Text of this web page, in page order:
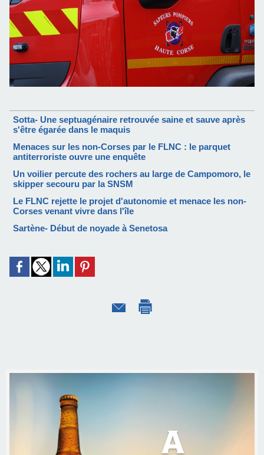
Sotta- Une septuagénaire retrouvée saine et sauve après
s'être égarée dans le maquis
Menaces sur les non-Corses par le FLNC : le parquet
antiterroriste ouvre une enquête
Un voilier percute des rochers au large de Campomoro, le
skipper secouru par la SNSM
Le FLNC rejette le projet d'autonomie et menace les non-
Corses venant vivre dans l'île
Sartène- Début de noyade à Senetosa